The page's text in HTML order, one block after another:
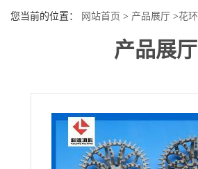
您当前的位置： 网站首页 > 产品展厅 >花环
产品展厅